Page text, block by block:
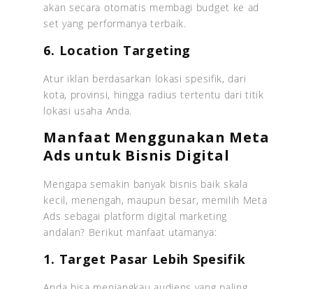
akan secara otomatis membagi budget ke ad
set yang performanya terbaik.
6. Location Targeting
Atur iklan berdasarkan lokasi spesifik, dari
kota, provinsi, hingga radius tertentu dari titik
lokasi usaha Anda.
Manfaat Menggunakan Meta
Ads untuk Bisnis Digital
Mengapa semakin banyak bisnis baik skala
kecil, menengah, maupun besar, memilih Meta
Ads sebagai platform digital marketing
andalan? Berikut manfaat utamanya:
1. Target Pasar Lebih Spesifik